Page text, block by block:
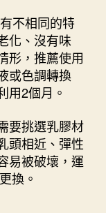
不相同的特
化、沒有味
形，推薦使用
或色調轉換
用2個月。
要挑選乳膠材
頭相近、彈性
易被破壞，運
換。